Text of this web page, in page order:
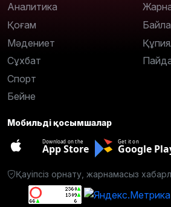
Аналитика
Қоғам
Мәдениет
Сұхбат
Спорт
Бейне
Мобильді қосымшалар
Download on the
App Store
Get it on
Google
Қауіпсіз орнату, жарнамасыз